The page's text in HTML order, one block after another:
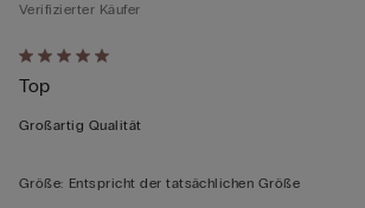
Mit
5
von
bewertet
Verifizierter Käufer
Top
Großartig Qualität
Größe: Entspricht der tatsächlichen Größe